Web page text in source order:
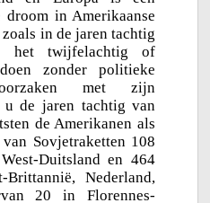
in Amerikaanse
in de jaren tachtig
het twijfelachtig of
zonder politieke
met zijn
u de jaren tachtig van
de Amerikanen als
Sovjetraketten 108
Duitsland en 464
Nederland,
20 in Florennes-